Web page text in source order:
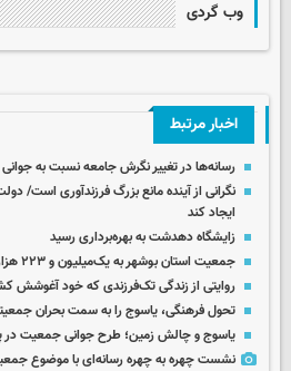
وب گردی
اخبار مرتبط
رسانه‌ها در تغییر نگرش جامعه نسبت به
نگرانی از آینده مانع بزرگ فرزندآوری است/
ایجاد کند
زایشگاه دهدشت به بهره‌برداری رسید
جمعیت استان بوشهر به یک‌میلیون و ۲۲۳ هزار نفر رسید
روایتی از زندگی تک‌فرزندی که خود آغوشش
تحول فرهنگی، یاسوج را به سمت بحران
یاسوج و چالش زمین؛ طرح جوانی جمعیت در
نشست چهره به چهره رسانه‌ای با موضوع